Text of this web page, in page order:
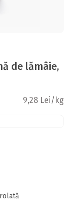
de lămâie,
9,28 Lei/kg